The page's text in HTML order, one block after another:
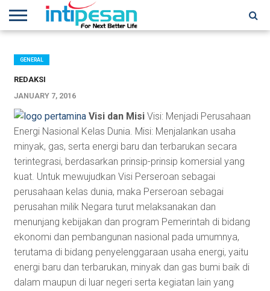
NEWS
CONFERENCES
TRAINING
IPSHOW
EVENT
IP
NETWORK
MORE
GENERAL
REDAKSI
JANUARY 7, 2016
Visi dan Misi Visi: Menjadi Perusahaan
Energi Nasional Kelas Dunia. Misi: Menjalankan usaha
minyak, gas, serta energi baru dan terbarukan secara
terintegrasi, berdasarkan prinsip-prinsip komersial yang
kuat. Untuk mewujudkan Visi Perseroan sebagai
perusahaan kelas dunia, maka Perseroan sebagai
perusahan milik Negara turut melaksanakan dan
menunjang kebijakan dan program Pemerintah di bidang
ekonomi dan pembangunan nasional pada umumnya,
terutama di bidang penyelenggaraan usaha energi, yaitu
energi baru dan terbarukan, minyak dan gas bumi baik di
dalam maupun di luar negeri serta kegiatan lain yang